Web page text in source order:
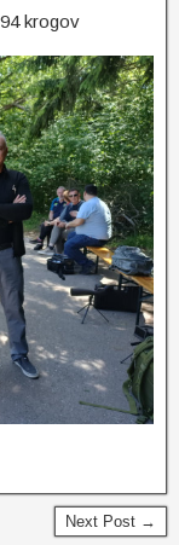
krogov
Next Post →